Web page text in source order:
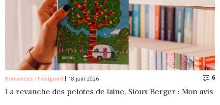
Romances / Feelgood 18 juin 2026 6
La revanche des pelotes de laine, Sioux Berger : Mon avis